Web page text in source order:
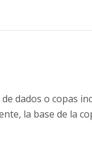
de dados o copas
la base de la